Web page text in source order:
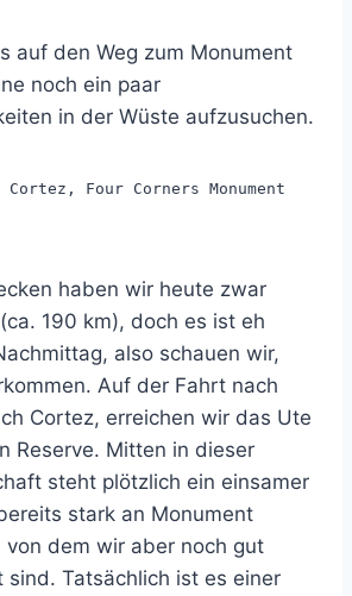
auf den Weg zum Monument
noch ein paar
in der Wüste aufzusuchen.
Cortez, Four Corners Monument
haben wir heute zwar
190 km), doch es ist eh
also schauen wir,
Auf der Fahrt nach
Cortez, erreichen wir das Ute
Reserve. Mitten in dieser
steht plötzlich ein einsamer
stark an Monument
von dem wir aber noch gut
sind. Tatsächlich ist es einer